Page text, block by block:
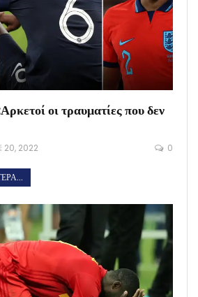
οι τραυματίες που δεν
20, 2022 0